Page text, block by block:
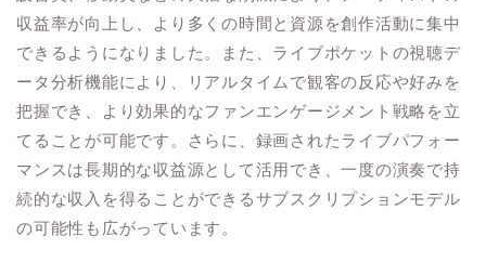
収益率が向上し、より多くの時間と資源を創作活動に集中
できるようになりました。また、ライブポケットの視聴デ
ータ分析機能により、リアルタイムで観客の反応や好みを
把握でき、より効果的なファンエンゲージメント戦略を立
てることが可能です。さらに、録画されたライブパフォー
マンスは長期的な収益源として活用でき、一度の演奏で持
続的な収入を得ることができるサブスクリプションモデル
の可能性も広がっています。